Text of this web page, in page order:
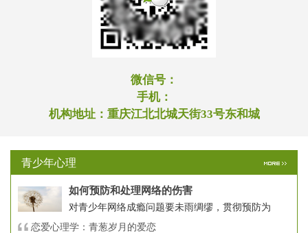
微信号：
手机：
机构地址： 重庆江北北城天街33号东和城
青少年心理
如何预防和处理网络的伤害
对青少年网络成瘾问题要未雨绸缪，贯彻预防为
恋爱心理学：青葱岁月的爱恋